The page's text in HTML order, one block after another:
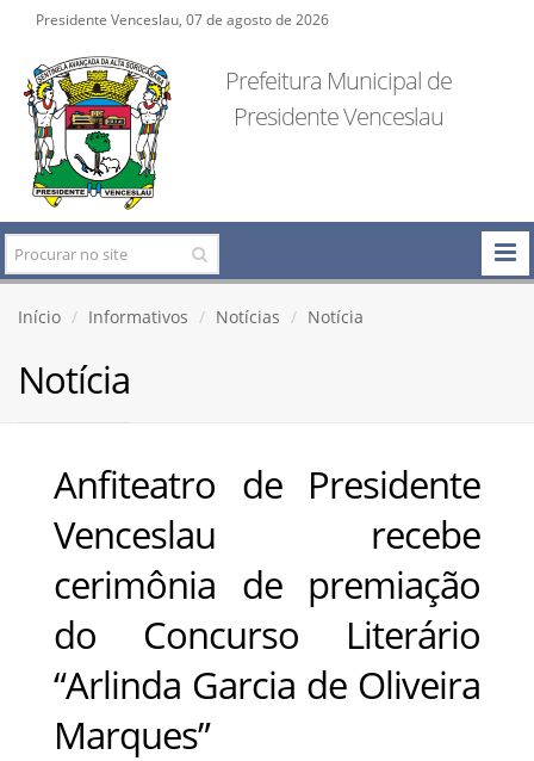
Presidente Venceslau, 07 de agosto de 2026
Prefeitura Municipal de
Presidente Venceslau
Início Informativos Notícias Notícia
Notícia
Anfiteatro de Presidente
Venceslau recebe
cerimônia de premiação
do Concurso Literário
“Arlinda Garcia de Oliveira
Marques”